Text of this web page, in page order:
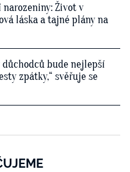
Život v
láska a tajné plány na
důchodců bude nejlepší
zpátky,“ svěřuje se